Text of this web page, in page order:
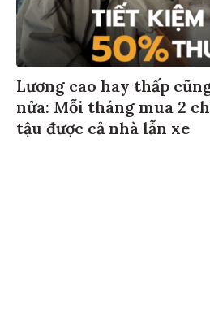
Lương cao hay thấp
nửa: Mỗi tháng mua 2
tậu được cả nhà lẫn xe